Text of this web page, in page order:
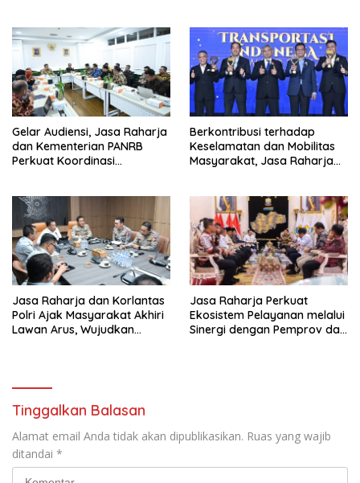
Gelar Audiensi, Jasa Raharja
dan Kementerian PANRB
Perkuat Koordinasi
Berkontribusi terhadap
Keselamatan dan Mobilitas
Masyarakat, Jasa Raharja
Awards 2026
Jasa Raharja dan Korlantas
Polri Ajak Masyarakat Akhiri
Lawan Arus, Wujudkan
Jasa Raharja Perkuat
Ekosistem Pelayanan melalui
Sinergi dengan Pemprov dan
Tinggalkan Balasan
Alamat email Anda tidak akan dipublikasikan. Ruas yang wajib
ditandai *